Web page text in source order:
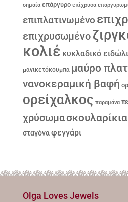
σημαία επάργυρο επίχρυσα
επιπλατινωμένο
επιχρυσωμένο
κολιέ κυκλαδικό
μανικετόκουμπα μαύρο
νανοκεραμική βαφή
ορείχαλκος παραμάνα
χρύσωμασκουλαρίκια
σταγόνα φεγγάρι
Olga Loves Jewels